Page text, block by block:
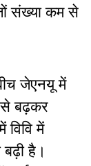
संख्या कम से
जेएनयू में
से बढ़कर
विवि में
है।